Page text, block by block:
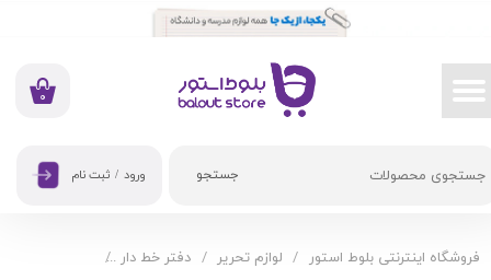
جستجو
۰
ورود / ثبت نام
حساب کاربری من
تغییر گذر واژه
فروشگاه اینترنتی بلوط استور لوازم تحریر دفتر خط دار